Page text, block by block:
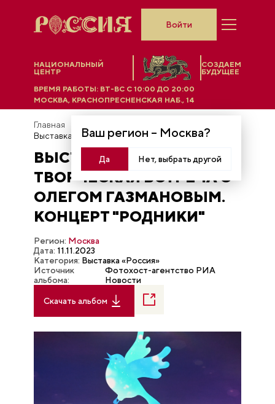
НАЦИОНАЛЬНЫЙ
ЦЕНТР
СОЗДАЕМ
БУДУЩЕЕ
Ваш регион – Москва?
Да Нет, выбрать другой
ВРЕМЯ РАБОТЫ: ВТ-ВС C 10:00 ДО 20:00
МОСКВА, КРАСНОПРЕСНЕНСКАЯ НАБ., 14
Войти
Главная
ВЫСТАВКА "РОССИЯ".
ТВОРЧЕСКАЯ ВСТРЕЧА С
ОЛЕГОМ ГАЗМАНОВЫМ.
КОНЦЕРТ "РОДНИКИ"
Регион: Москва
Дата: 11.11.2023
Категория: Выставка «Россия»
Источник
альбома:
Фотохост-агентство РИА
Новости
Скачать альбом